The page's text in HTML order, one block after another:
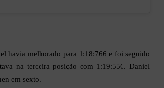
havia melhorado para 1:18:766 e foi seguido
na terceira posição com 1:19:556. Daniel
em sexto.